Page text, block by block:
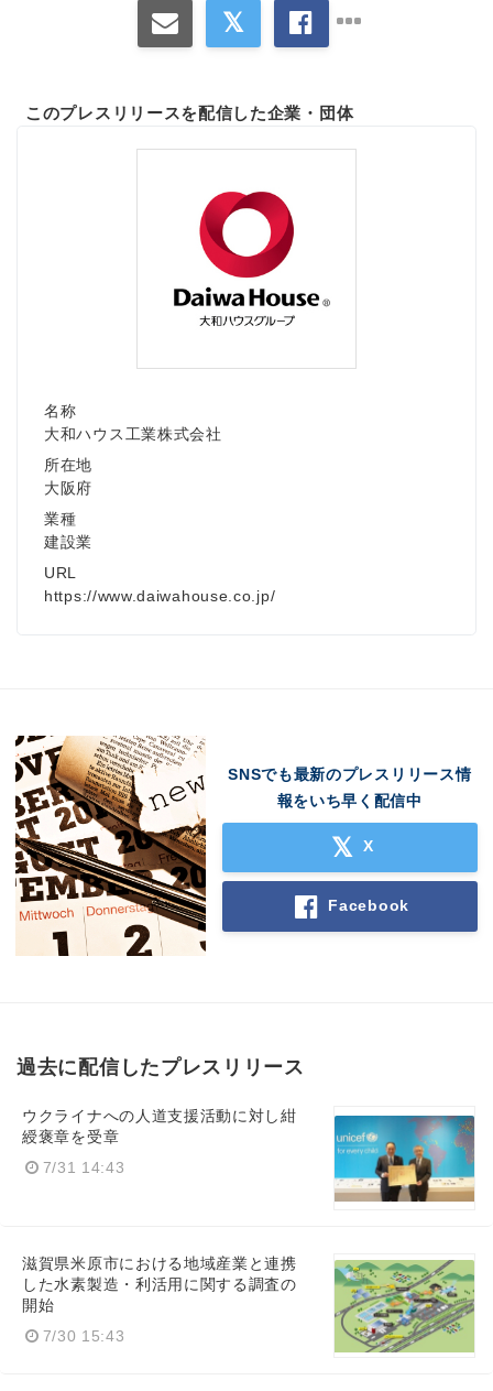
このプレスリリースを配信した企業・団体
名称
大和ハウス工業株式会社
所在地
大阪府
業種
建設業
URL
https://www.daiwahouse.co.jp/
SNSでも最新のプレスリリース情
報をいち早く配信中
X
Facebook
過去に配信したプレスリリース
ウクライナへの人道支援活動に対し紺
綬褒章を受章
7/31 14:43
滋賀県米原市における地域産業と連携
した水素製造・利活用に関する調査の
開始
7/30 15:43